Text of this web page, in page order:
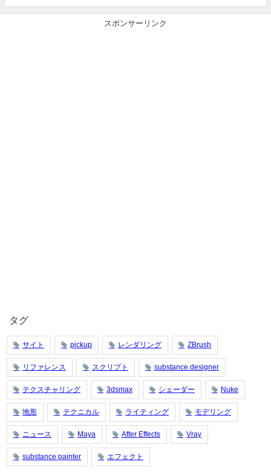
スポンサーリンク
タグ
サイト pickup レンダリング ZBrush
リファレンス スクリプト substance designer
テクスチャリング 3dsmax シェーダー Nuke
地形 テクニカル ライティング モデリング
ニュース Maya After Effects Vray
substance painter エフェクト